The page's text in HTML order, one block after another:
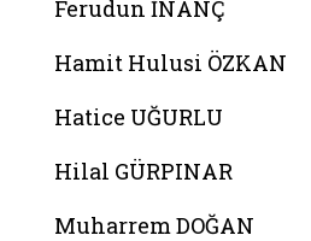
Ferudun İNANÇ
Hamit Hulusi ÖZKAN
Hatice UĞURLU
Hilal GÜRPINAR
Muharrem DOĞAN